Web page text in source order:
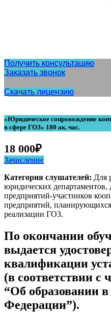
Получить консультацию
Заказать звонок
Скачать лицензию
«Юридическое сопровождение
в сфере ГОЗ» 180 ак. час.
18 000₽
Зачисление
Категория слушателей: Для
юридических департаментов,
предприятий-участников
предприятий,
реализации ГОЗ.
По окончании
выдается
квалификации
(в соответствии с
“Об образовании
Федерации”).